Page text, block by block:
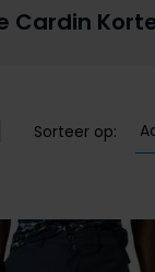
Cardin
Sorteer op: